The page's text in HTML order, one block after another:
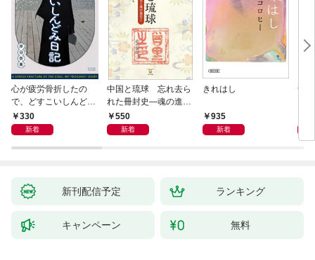
心が疲労骨折したの
で、どすこいしんどみ
日記330
新着
中国と琉球 忘れ去ら
れた冊封史―魂の進化
―550
新着
きれはし
935
新着
母
新刊配信予定 ランキング
キャンペーン 無料